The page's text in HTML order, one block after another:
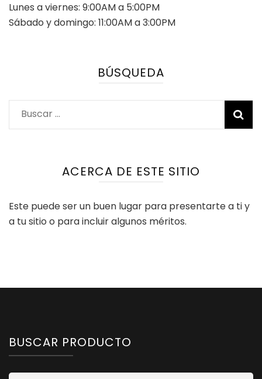
Lunes a viernes: 9:00AM a 5:00PM
Sábado y domingo: 11:00AM a 3:00PM
BÚSQUEDA
Buscar:
ACERCA DE ESTE SITIO
Este puede ser un buen lugar para presentarte a ti y
a tu sitio o para incluir algunos méritos.
BUSCAR PRODUCTO